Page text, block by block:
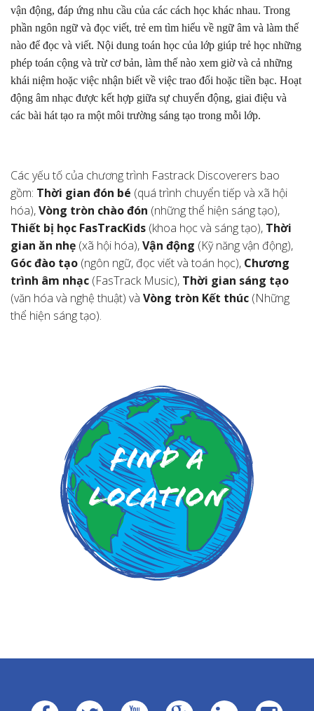
vận động, đáp ứng nhu cầu của các cách học khác nhau. Trong
phần ngôn ngữ và đọc viết, trẻ em tìm hiểu về ngữ âm và làm thế
nào để đọc và viết. Nội dung toán học của lớp giúp trẻ học những
phép toán cộng và trừ cơ bản, làm thế nào xem giờ và cả những
khái niệm hoặc việc nhận biết về việc trao đổi hoặc tiền bạc. Hoạt
động âm nhạc được kết hợp giữa sự chuyển động, giai điệu và
các bài hát tạo ra một môi trường sáng tạo trong mỗi lớp.
Các yếu tố của chương trình Fastrack Discoverers bao
gồm: Thời gian đón bé (quá trình chuyển tiếp và xã hội
hóa),Vòng tròn chào đón (những thể hiện sáng tạo),
Thiết bị học FasTracKids (khoa học và sáng tạo), Thời
gian ăn nhẹ (xã hội hóa),Vận động (Kỹ năng vận động),
Góc đào tạo (ngôn ngữ, đọc viết và toán học), Chương
trình âm nhạc (FasTrack Music), Thời gian sáng tạo
(văn hóa và nghệ thuật) và Vòng tròn Kết thúc (Những
thể hiện sáng tạo).
Find a
Location